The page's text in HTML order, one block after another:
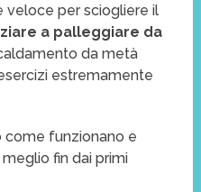
veloce per sciogliere il
a palleggiare da
da metà
estremamente
come funzionano e
fin dai primi